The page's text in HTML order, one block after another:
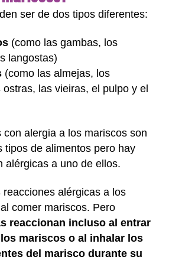
ser de dos tipos diferentes:
(como las gambas, los
langostas)
(como las almejas, los
las vieiras, el pulpo y el
alergia a los mariscos son
tipos de alimentos pero hay
alérgicas a uno de ellos.
alérgicas a los
comer mariscos. Pero
reaccionan incluso al entrar
mariscos o al inhalar los
del marisco durante su